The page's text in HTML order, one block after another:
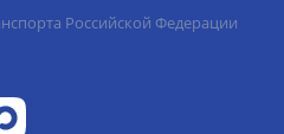
Российской Федерации